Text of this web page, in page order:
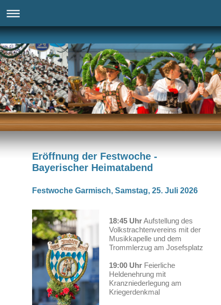
Eröffnung der Festwoche -
Bayerischer Heimatabend
Festwoche Garmisch, Samstag, 25. Juli 2026
18:45 UhrAufstellung des
Volkstrachtenvereins mit der
Musikkapelle und dem
Trommlerzug am Josefsplatz
19:00 Uhr Feierliche
Heldenehrung mit
Kranzniederlegung am
Kriegerdenkmal